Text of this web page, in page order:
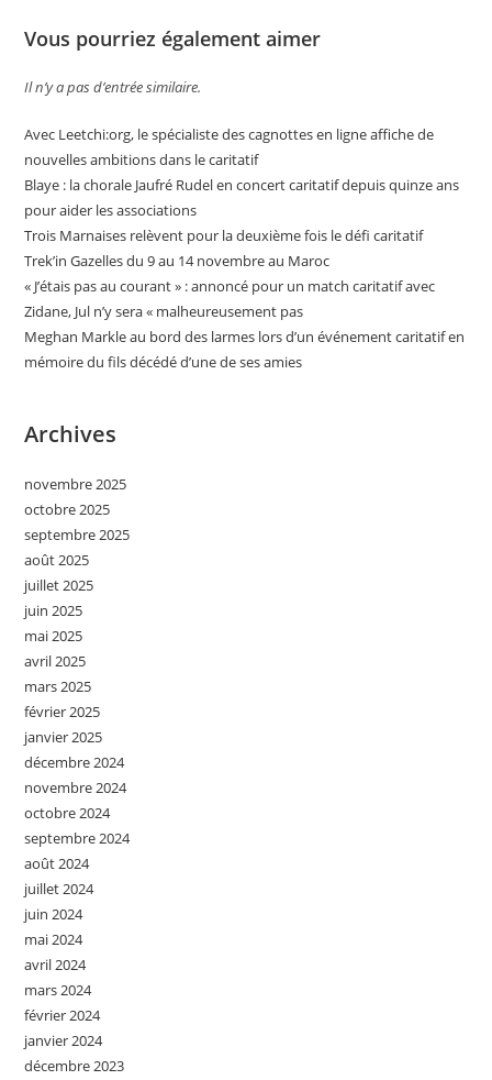
Vous pourriez également aimer
Il n’y a pas d’entrée similaire.
Avec Leetchi:org, le spécialiste des cagnottes en ligne affiche de
nouvelles ambitions dans le caritatif
Blaye : la chorale Jaufré Rudel en concert caritatif depuis quinze ans
pour aider les associations
Trois Marnaises relèvent pour la deuxième fois le défi caritatif
Trek’in Gazelles du 9 au 14 novembre au Maroc
« J’étais pas au courant » : annoncé pour un match caritatif avec
Zidane, Jul n’y sera « malheureusement pas
Meghan Markle au bord des larmes lors d’un événement caritatif en
mémoire du fils décédé d’une de ses amies
Archives
novembre 2025
octobre 2025
septembre 2025
août 2025
juillet 2025
juin 2025
mai 2025
avril 2025
mars 2025
février 2025
janvier 2025
décembre 2024
novembre 2024
octobre 2024
septembre 2024
août 2024
juillet 2024
juin 2024
mai 2024
avril 2024
mars 2024
février 2024
janvier 2024
décembre 2023